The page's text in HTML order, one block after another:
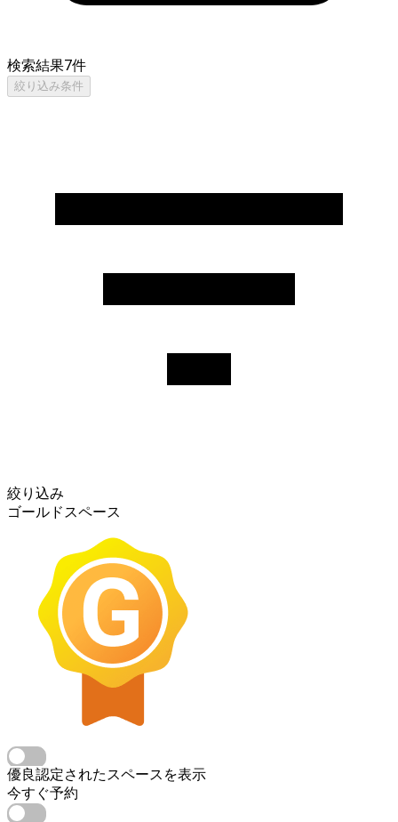
検索結果7件
絞り込み条件
絞り込み
ゴールドスペース
優良認定されたスペースを表示
今すぐ予約